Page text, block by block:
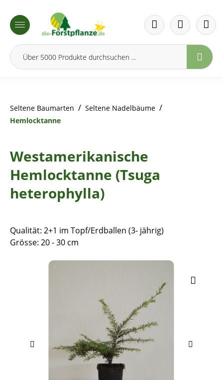
springen
Seltene Baumarten / Seltene Nadelbäume /
Hemlocktanne
Westamerikanische
Hemlocktanne (Tsuga
heterophylla)
Qualität: 2+1 im Topf/Erdballen (3- jährig)
Grösse: 20 - 30 cm